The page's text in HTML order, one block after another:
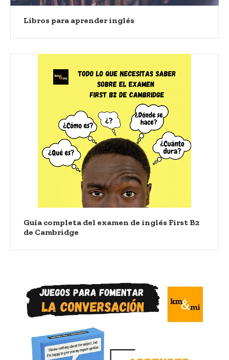
Libros para aprender inglés
Guía completa del examen de inglés First B2
de Cambridge